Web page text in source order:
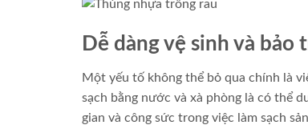
Dễ dàng vệ sinh và bảo
Một yếu tố không thể bỏ qua chính là
sạch bằng nước và xà phòng là có thể
gian và công sức trong việc làm sạch